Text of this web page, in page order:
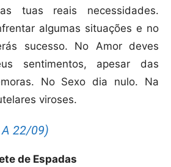
tuas reais necessidades.
algumas situações e no
sucesso.
No Amor deves
sentimentos, apesar das
No Sexo dia nulo. Na
viroses.
A 22/09)
de Espadas